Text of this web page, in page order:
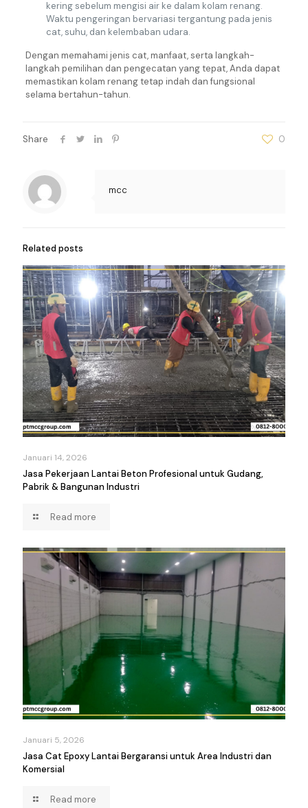
kering sebelum mengisi air ke dalam kolam renang.
Waktu pengeringan bervariasi tergantung pada jenis
cat, suhu, dan kelembaban udara.
Dengan memahami jenis cat, manfaat, serta langkah-
langkah pemilihan dan pengecatan yang tepat, Anda dapat
memastikan kolam renang tetap indah dan fungsional
selama bertahun-tahun.
Share 0
mcc
Related posts
Januari 14, 2026
Jasa Pekerjaan Lantai Beton Profesional untuk Gudang,
Pabrik & Bangunan Industri
Read more
Januari 5, 2026
Jasa Cat Epoxy Lantai Bergaransi untuk Area Industri dan
Komersial
Read more